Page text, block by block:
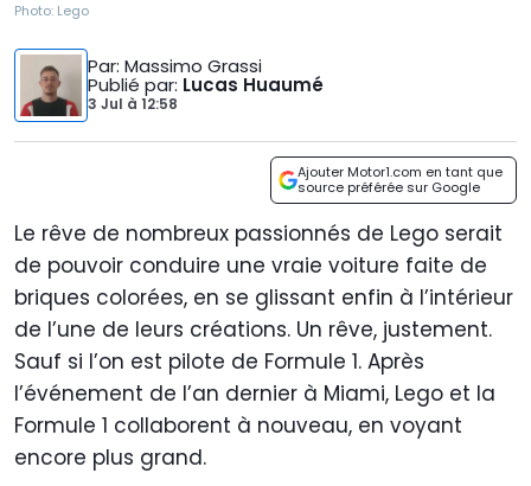
Photo: Lego
Par: Massimo Grassi
Publié par: Lucas Huaumé
3 Jul à 12:58
Ajouter Motor1.com en tant que
source préférée sur Google
Le rêve de nombreux passionnés de Lego serait
de pouvoir conduire une vraie voiture faite de
briques colorées, en se glissant enfin à l’intérieur
de l’une de leurs créations. Un rêve, justement.
Sauf si l’on est pilote de Formule 1. Après
l’événement de l’an dernier à Miami, Lego et la
Formule 1 collaborent à nouveau, en voyant
encore plus grand.